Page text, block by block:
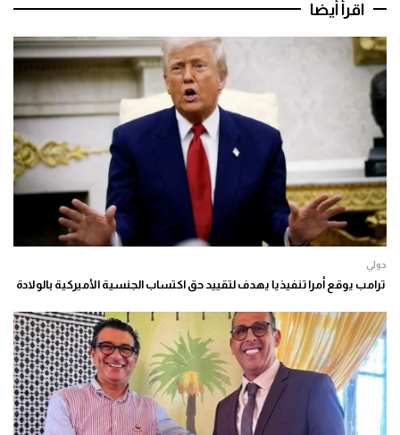
اقرأ أيضا
دولي
ترامب يوقع أمرا تنفيذيا يهدف لتقييد حق اكتساب الجنسية الأميركية بالولادة